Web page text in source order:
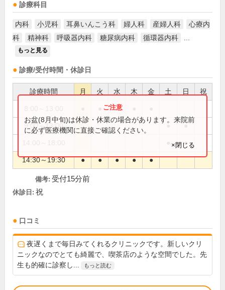
診療科目
内科 小児科 耳鼻いんこう科 婦人科 産婦人科
心療内
科
精神科 呼吸器内科 糖尿病内科 循環器内科
もっと見る
診療/受付時間・休診日
診療時間 月 火 水 木 金 土 日 祝
●
9:00～13:00 ● ●
●
14:30～19:30 ● ● ● ● ●
お盆(8月中旬)は休診・休業の場合があります。来院前
に必ず医療機関に直接ご確認ください。
×閉じる
備考: 受付15分前
休診日: 祝
口コミ
夜遅くまで毎日みてくれるクリニックです。新しいクリ
ニックなのでとても綺麗で、喫茶店のような空間でした。先
生も的確に診察し...
もっと読む